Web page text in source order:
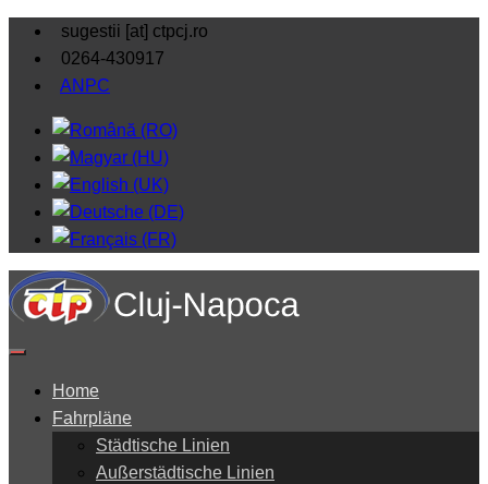
sugestii [at] ctpcj.ro
0264-430917
ANPC
Home
Fahrpläne
Städtische Linien
Außerstädtische Linien